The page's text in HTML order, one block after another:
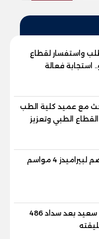
واستفسار لقطاع
استجابة فعالة
الأمور
مع عميد كلية الطب
الطبي وتعزيز
الأكاديمية
4 مواسم
الإفراج عن إبراهيم سعيد بعد سداد 486